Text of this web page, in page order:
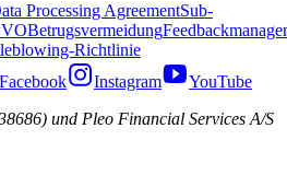
Processing AgreementSub-
Betrugsvermeidung
Richtlinie
Facebook Instagram
YouTube
und Pleo Financial Services A/S